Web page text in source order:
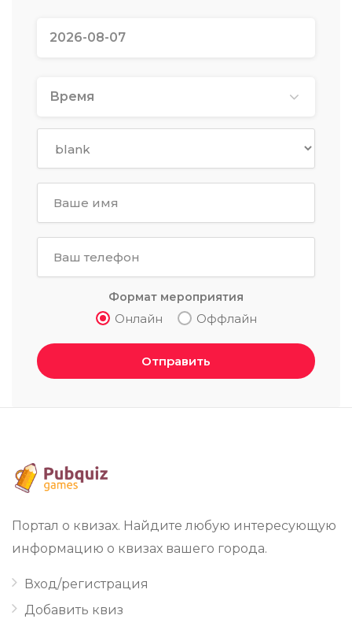
Время
Формат мероприятия
Онлайн Оффлайн
Отправить
Портал о квизах. Найдите любую интересующую
информацию о квизах вашего города.
Вход/регистрация
Добавить квиз